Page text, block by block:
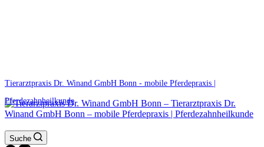
Tierarztpraxis Dr. Winand GmbH Bonn - mobile Pferdepraxis |
Pferdezahnheilkunde
Suche